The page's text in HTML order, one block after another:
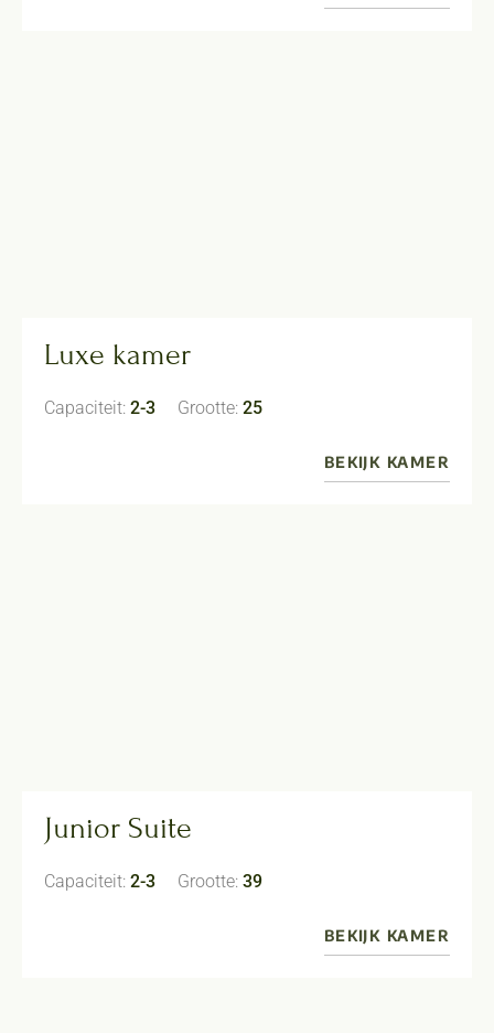
Luxe kamer
Capaciteit: 2-3 Grootte: 25
BEKIJK KAMER
Junior Suite
Capaciteit: 2-3 Grootte: 39
BEKIJK KAMER